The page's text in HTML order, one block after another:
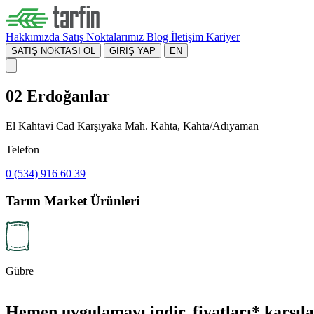
Hakkımızda Satış Noktalarımız Blog İletişim Kariyer
SATIŞ NOKTASI OL GİRİŞ YAP EN
02 Erdoğanlar
El Kahtavi Cad Karşıyaka Mah. Kahta, Kahta/Adıyaman
Telefon
0 (534) 916 60 39
Tarım Market Ürünleri
Gübre